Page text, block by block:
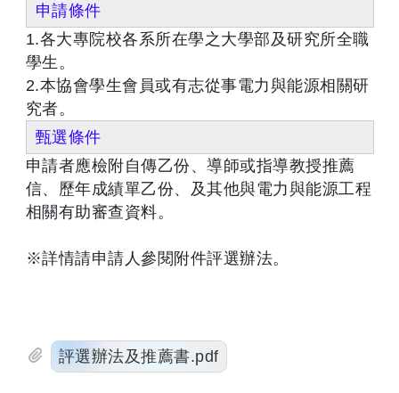
申請條件
1.各大專院校各系所在學之大學部及研究所全職
學生。
2.本協會學生會員或有志從事電力與能源相關研
究者。
甄選條件
申請者應檢附自傳乙份、導師或指導教授推薦
信、歷年成績單乙份、及其他與電力與能源工程
相關有助審查資料。
※詳情請申請人參閱附件評選辦法。
評選辦法及推薦書.pdf